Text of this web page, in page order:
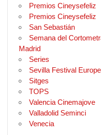
Premios Cineysefeliz
Premios Cineysefeliz
San Sebastián
Semana del
Madrid
Series
Sevilla Festival
Sitges
TOPS
Valencia Cinemajove
Valladolid Seminci
Venecia